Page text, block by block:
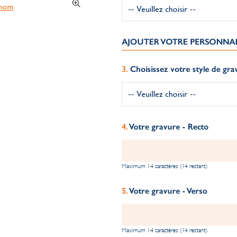
AJOUTER VOTRE
Choisissez votre style de
Votre gravure - Recto
Maximum 14 caractères (14 restant)
Votre gravure - Verso
Maximum 14 caractères (14 restant)